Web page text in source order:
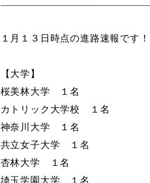
１月１３日時点の進路速報です！
【大学】
桜美林大学 １名
カトリック大学校 １名
神奈川大学 １名
共立女子大学 １名
杏林大学 １名
埼玉学園大学 １名